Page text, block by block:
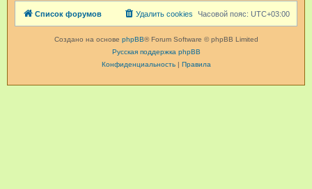
Список форумов Часовой пояс: UTC+03:00
Удалить cookies
Создано на основе phpBB® Forum Software © phpBB Limited
Русская поддержка phpBB
Конфиденциальность| Правила